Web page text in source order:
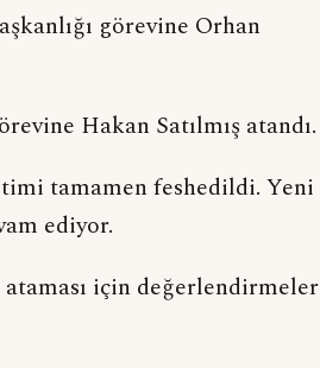
görevine Orhan
Hakan Satılmış atandı.
tamamen feshedildi. Yeni
ediyor.
için değerlendirmeler